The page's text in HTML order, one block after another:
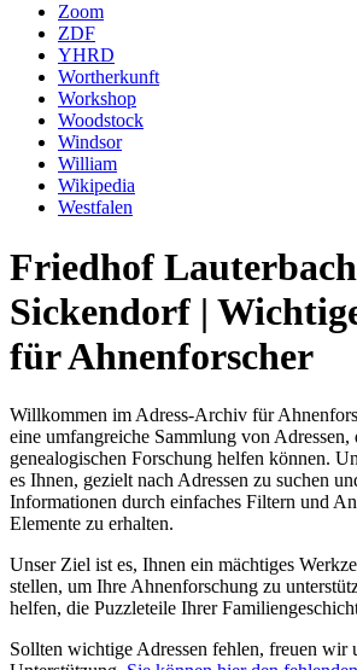
Zoom
ZDF
YHRD
Wortherkunft
Workshop
Woodstock
Windsor
William
Wikipedia
Westfalen
Friedhof
Sickendorf |
für Ahnenforscher
Willkommen im Adress-Archiv für
eine umfangreiche Sammlung von
genealogischen Forschung helfen können.
es Ihnen, gezielt nach Adressen zu suchen
Informationen durch einfaches Filtern und
Elemente zu erhalten.
Unser Ziel ist es, Ihnen ein mächtiges
stellen, um Ihre Ahnenforschung zu
helfen, die Puzzleteile Ihrer
Sollten wichtige Adressen fehlen, freuen wir